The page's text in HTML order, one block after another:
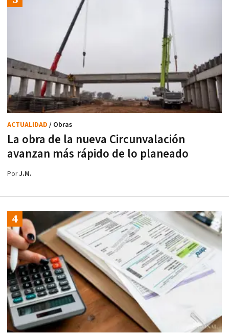
La obra de la nueva Circunvalación
avanzan más rápido de lo planeado
ACTUALIDAD / Obras
PorJ.M.